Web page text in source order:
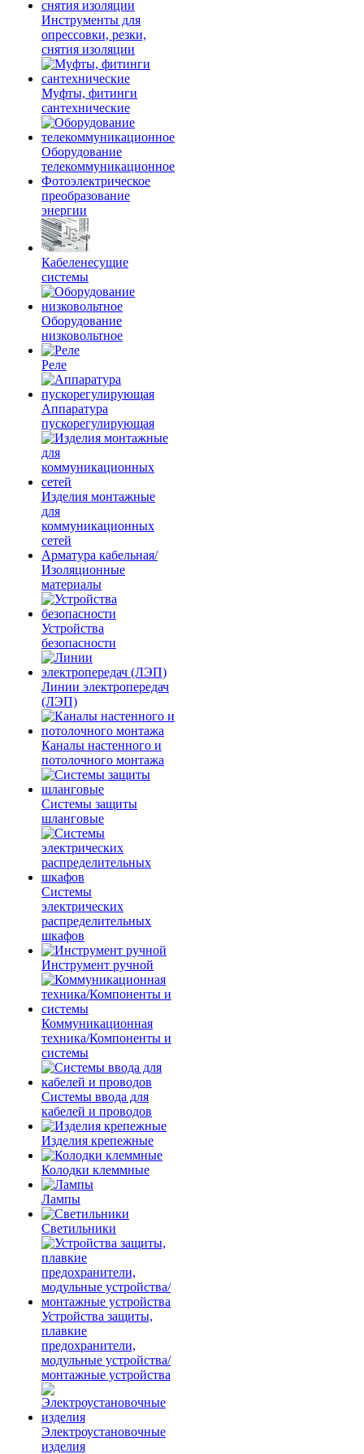
Инструменты для
опрессовки, резки,
снятия изоляции
Муфты, фитинги
сантехнические
Оборудование
телекоммуникационное
Фотоэлектрическое
преобразование
энергии
Кабеленесущие
системы
Оборудование
низковольтное
Реле
Аппаратура
пускорегулирующая
Изделия монтажные
для
коммуникационных
сетей
Арматура кабельная/
Изоляционные
материалы
Устройства
безопасности
Линии электропередач
(ЛЭП)
Каналы настенного и
потолочного монтажа
Системы защиты
шланговые
Системы
электрических
распределительных
шкафов
Инструмент ручной
Коммуникационная
техника/Компоненты и
системы
Системы ввода для
кабелей и проводов
Изделия крепежные
Колодки клеммные
Лампы
Светильники
Устройства защиты,
плавкие
предохранители,
модульные устройства/
монтажные устройства
Электроустановочные
изделия